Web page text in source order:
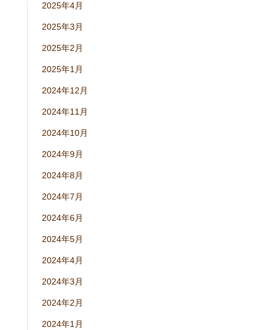
2025年4月
2025年3月
2025年2月
2025年1月
2024年12月
2024年11月
2024年10月
2024年9月
2024年8月
2024年7月
2024年6月
2024年5月
2024年4月
2024年3月
2024年2月
2024年1月